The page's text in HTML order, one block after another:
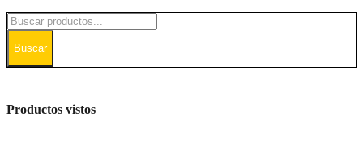
Buscar
Productos vistos